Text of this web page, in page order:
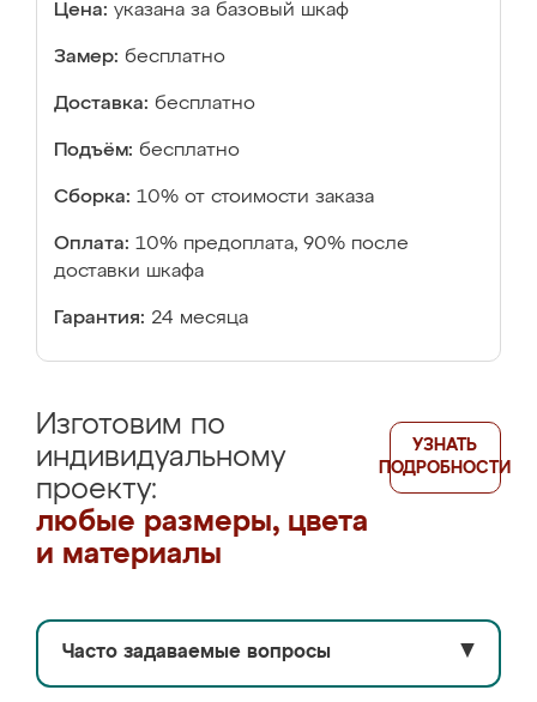
Цена: указана за базовый шкаф
Замер: бесплатно
Доставка: бесплатно
Подъём: бесплатно
Сборка: 10% от стоимости заказа
Оплата: 10% предоплата, 90% после
доставки шкафа
Гарантия: 24 месяца
Изготовим по
индивидуальному
проекту:
любые размеры, цвета
и материалы
УЗНАТЬ
ПОДРОБНОСТИ
Часто задаваемые вопросы ▼